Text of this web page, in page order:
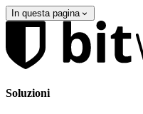
In questa pagina
Soluzioni